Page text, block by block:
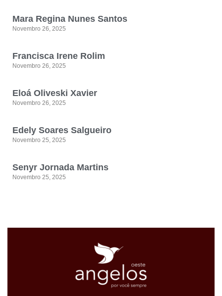
Mara Regina Nunes Santos
Novembro 26, 2025
Francisca Irene Rolim
Novembro 26, 2025
Eloá Oliveski Xavier
Novembro 26, 2025
Edely Soares Salgueiro
Novembro 25, 2025
Senyr Jornada Martins
Novembro 25, 2025